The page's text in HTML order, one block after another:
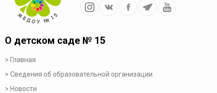
О детском саде № 15
Главная
Сведения об образовательной организации
Новости